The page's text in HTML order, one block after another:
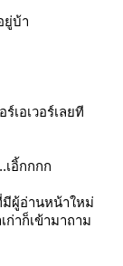
ยู่บ้า
เอเวอร์เลยที
เอิ้กกกก
ผู้อ่านหน้าใหม่
ก่าก็เข้ามาถาม